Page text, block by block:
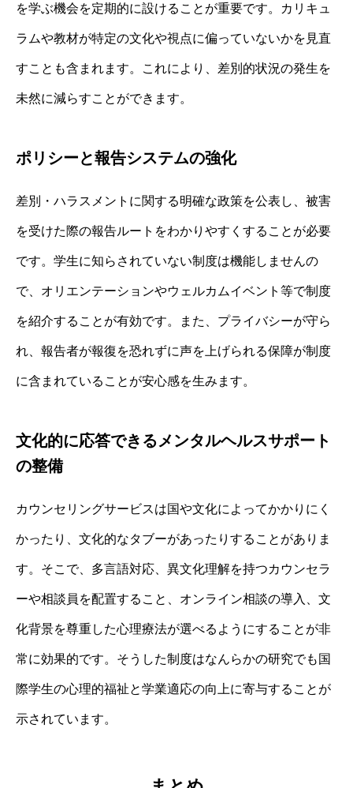
を学ぶ機会を定期的に設けることが重要です。カリキュ
ラムや教材が特定の文化や視点に偏っていないかを見直
すことも含まれます。これにより、差別的状況の発生を
未然に減らすことができます。
ポリシーと報告システムの強化
差別・ハラスメントに関する明確な政策を公表し、被害
を受けた際の報告ルートをわかりやすくすることが必要
です。学生に知らされていない制度は機能しませんの
で、オリエンテーションやウェルカムイベント等で制度
を紹介することが有効です。また、プライバシーが守ら
れ、報告者が報復を恐れずに声を上げられる保障が制度
に含まれていることが安心感を生みます。
文化的に応答できるメンタルヘルスサポート
の整備
カウンセリングサービスは国や文化によってかかりにく
かったり、文化的なタブーがあったりすることがありま
す。そこで、多言語対応、異文化理解を持つカウンセラ
ーや相談員を配置すること、オンライン相談の導入、文
化背景を尊重した心理療法が選べるようにすることが非
常に効果的です。そうした制度はなんらかの研究でも国
際学生の心理的福祉と学業適応の向上に寄与することが
示されています。